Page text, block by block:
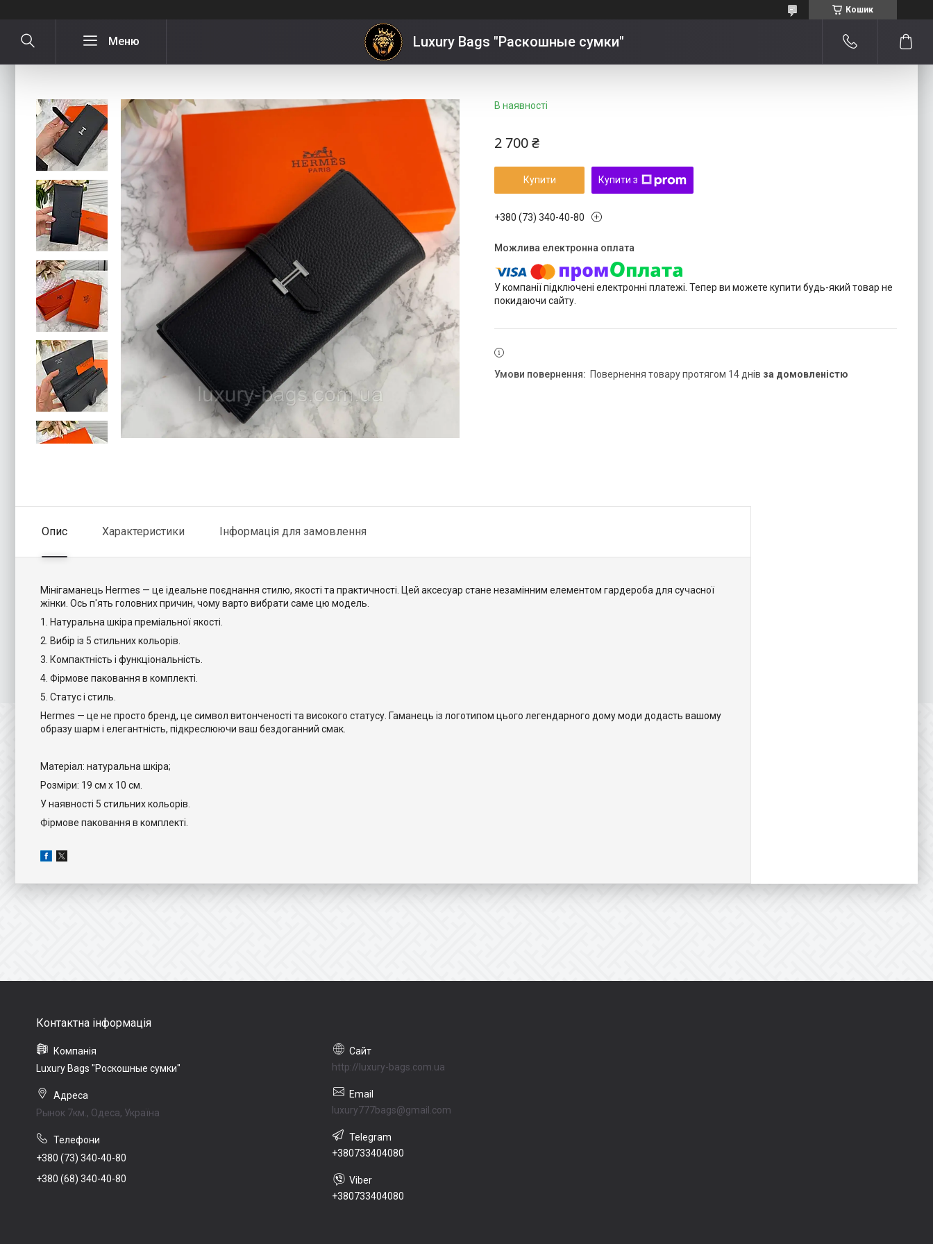
Кошик
Luxury Bags "Раскошные сумки"
Шкіряний жіночий гаманець Hermes
В наявності
2 700 ₴
Купити Купити з
+380 (73) 340-40-80
У компанії підключені електронні платежі. Тепер ви можете купити будь-який товар не
покидаючи сайту.
повернення товару протягом 14 днів за домовленістю
Опис Характеристики Інформація для замовлення
Мінігаманець Hermes — це ідеальне поєднання стилю, якості та практичності. Цей аксесуар стане незамінним елементом гардероба для сучасної
жінки. Ось п'ять головних причин, чому варто вибрати саме цю модель.
1. Натуральна шкіра преміальної якості.
2. Вибір із 5 стильних кольорів.
3. Компактність і функціональність.
4. Фірмове паковання в комплекті.
5. Статус і стиль.
Hermes — це не просто бренд, це символ витонченості та високого статусу. Гаманець із логотипом цього легендарного дому моди додасть вашому
образу шарм і елегантність, підкреслюючи ваш бездоганний смак.
Матеріал: натуральна шкіра;
Розміри: 19 см х 10 см.
У наявності 5 стильних кольорів.
Фірмове паковання в комплекті.
Luxury Bags "Роскошные сумки"
Рынок 7км., Одеса, Україна
+380 (73) 340-40-80
+380 (68) 340-40-80
http://luxury-bags.com.ua
luxury777bags@gmail.com
+380733404080
+380733404080